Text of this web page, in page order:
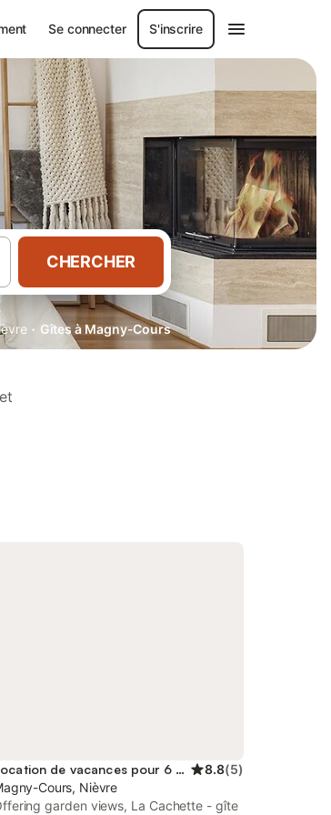
Se connecter S'inscrire
CHERCHER
· Gîtes à Magny-Cours
Location de vacances pour 6 personnes 8.8(5)
Cours, Nièvre
garden views, La Cachette - gîte